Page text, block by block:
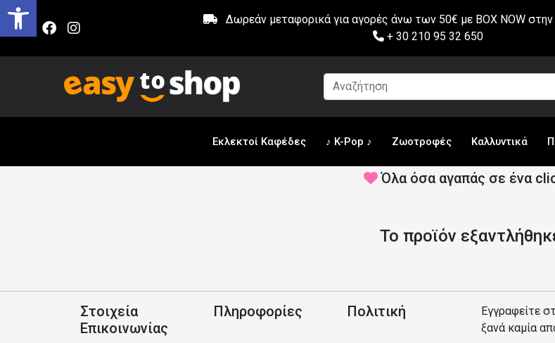
Δωρεάν μεταφορικά για αγορές άνω των 50€ με BOX NOW
+ 30 210 95 32 650
Εκλεκτοί Καφέδες ♪ K-Pop ♪ Ζωοτροφές Καλλυντικά
Όλα όσα αγαπάς σε ένα
Το προϊόν
Στοιχεία
Επικοινωνίας
Πληροφορίες Πολιτική
Εγγραφείτε
ξανά καμία